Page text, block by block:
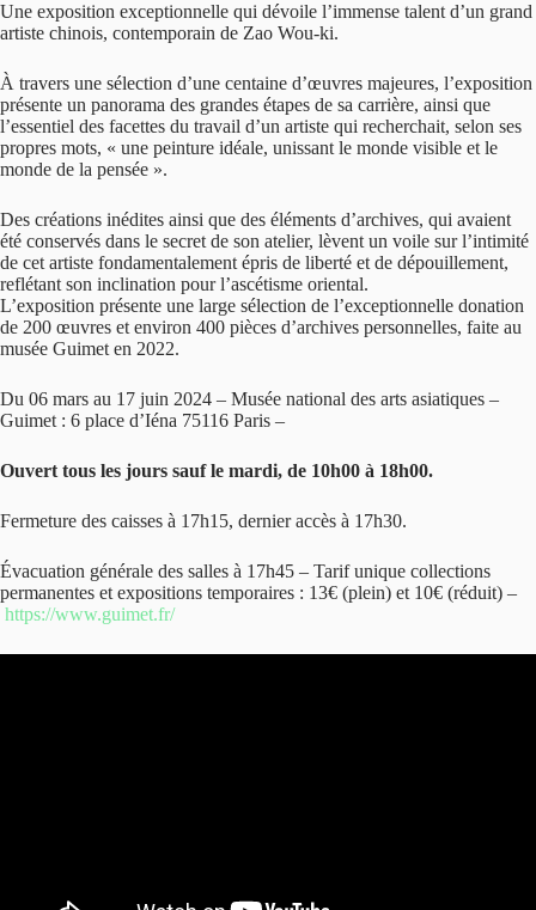
Une exposition exceptionnelle qui dévoile l’immense talent d’un grand
artiste chinois, contemporain de Zao Wou-ki.
À travers une sélection d’une centaine d’œuvres majeures, l’exposition
présente un panorama des grandes étapes de sa carrière, ainsi que
l’essentiel des facettes du travail d’un artiste qui recherchait, selon ses
propres mots, « une peinture idéale, unissant le monde visible et le
monde de la pensée ».
Des créations inédites ainsi que des éléments d’archives, qui avaient
été conservés dans le secret de son atelier, lèvent un voile sur l’intimité
de cet artiste fondamentalement épris de liberté et de dépouillement,
reflétant son inclination pour l’ascétisme oriental.
L’exposition présente une large sélection de l’exceptionnelle donation
de 200 œuvres et environ 400 pièces d’archives personnelles, faite au
musée Guimet en 2022.
Du 06 mars au 17 juin 2024 – Musée national des arts asiatiques –
Guimet : 6 place d’Iéna 75116 Paris –
Ouvert tous les jours sauf le mardi, de 10h00 à 18h00.
Fermeture des caisses à 17h15, dernier accès à 17h30.
Évacuation générale des salles à 17h45 – Tarif unique collections
permanentes et expositions temporaires : 13€ (plein) et 10€ (réduit) –
https://www.guimet.fr/